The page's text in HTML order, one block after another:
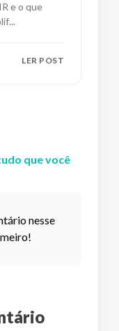
e o que
...
LER POST
que você
nesse